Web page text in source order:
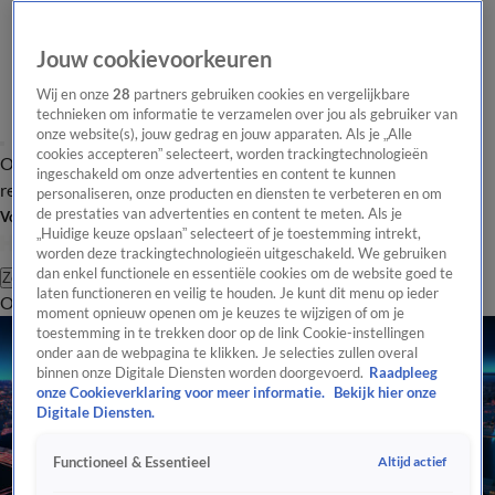
Overzicht Laatste nieuws Regionieuws Het beste van Hart
Tip de
redactie
Volg Hart van Nederland
Zoeken
OverzichtRegioUitzendingenWeerTip de redactiePanelVideo's
Jouw cookievoorkeuren
Wij en onze28 partners gebruiken cookies en vergelijkbare
technieken om informatie te verzamelen over jou als gebruiker van
onze website(s), jouw gedrag en jouw apparaten. Als je „Alle
cookies accepteren” selecteert, worden trackingtechnologieën
ingeschakeld om onze advertenties en content te kunnen
personaliseren, onze producten en diensten te verbeteren en om
de prestaties van advertenties en content te meten. Als je
„Huidige keuze opslaan” selecteert of je toestemming intrekt,
worden deze trackingtechnologieën uitgeschakeld. We gebruiken
dan enkel functionele en essentiële cookies om de website goed te
laten functioneren en veilig te houden. Je kunt dit menu op ieder
moment opnieuw openen om je keuzes te wijzigen of om je
toestemming in te trekken door op de link Cookie-instellingen
onder aan de webpagina te klikken. Je selecties zullen overal
binnen onze Digitale Diensten worden doorgevoerd. Raadpleeg
onze Cookieverklaring voor meer informatie.
Bekijk hier onze
Digitale Diensten.
Functioneel & Essentieel Altijd actief